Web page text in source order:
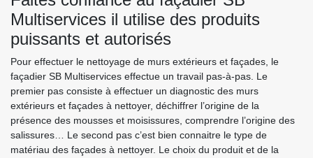
Multiservices il utilise des produits
puissants et autorisés
Pour effectuer le nettoyage de murs extérieurs et façades, le
façadier SB Multiservices effectue un travail pas-à-pas. Le
premier pas consiste à effectuer un diagnostic des murs
extérieurs et façades à nettoyer, déchiffrer l’origine de la
présence des mousses et moisissures, comprendre l’origine des
salissures… Le second pas c’est bien connaitre le type de
matériau des façades à nettoyer. Le choix du produit et de la